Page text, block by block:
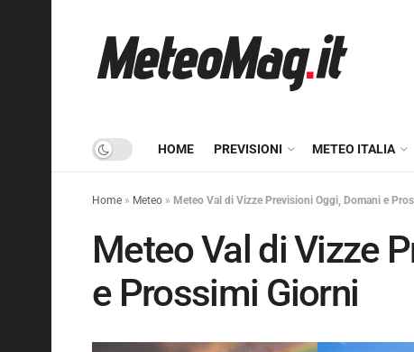
HOME PREVISIONI METEO ITALIA
Home » Meteo » Meteo Val di Vizze Previsioni Oggi, Domani e
Meteo Val di Vizze
e Prossimi Giorni